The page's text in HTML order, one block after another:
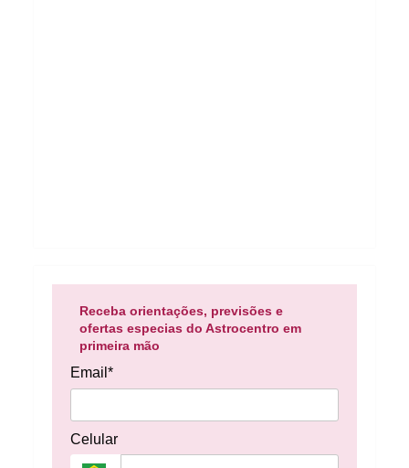
Receba orientações, previsões e
ofertas especias do Astrocentro em
primeira mão
Email*
Celular